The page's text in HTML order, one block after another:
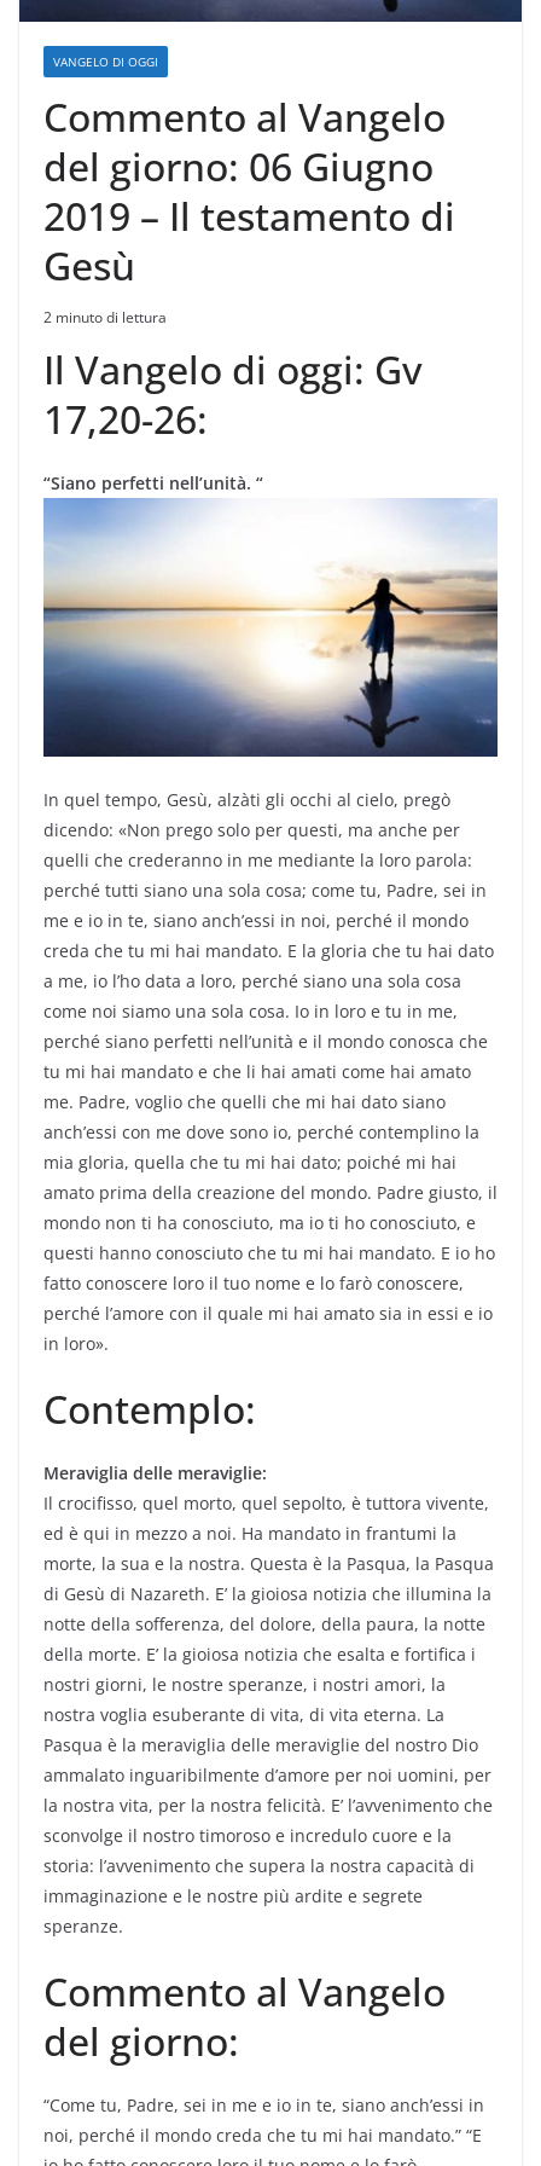
VANGELO DI OGGI
Commento al Vangelo
del giorno: 06 Giugno
2019 – Il testamento di
Gesù
2 minuto di lettura
Il Vangelo di oggi: Gv
17,20-26:
“Siano perfetti nell’unità. “
In quel tempo, Gesù, alzàti gli occhi al cielo, pregò
dicendo: «Non prego solo per questi, ma anche per
quelli che crederanno in me mediante la loro parola:
perché tutti siano una sola cosa; come tu, Padre, sei in
me e io in te, siano anch’essi in noi, perché il mondo
creda che tu mi hai mandato. E la gloria che tu hai dato
a me, io l’ho data a loro, perché siano una sola cosa
come noi siamo una sola cosa. Io in loro e tu in me,
perché siano perfetti nell’unità e il mondo conosca che
tu mi hai mandato e che li hai amati come hai amato
me. Padre, voglio che quelli che mi hai dato siano
anch’essi con me dove sono io, perché contemplino la
mia gloria, quella che tu mi hai dato; poiché mi hai
amato prima della creazione del mondo. Padre giusto, il
mondo non ti ha conosciuto, ma io ti ho conosciuto, e
questi hanno conosciuto che tu mi hai mandato. E io ho
fatto conoscere loro il tuo nome e lo farò conoscere,
perché l’amore con il quale mi hai amato sia in essi e io
in loro».
Contemplo:
Meraviglia delle meraviglie:
Il crocifisso, quel morto, quel sepolto, è tuttora vivente,
ed è qui in mezzo a noi. Ha mandato in frantumi la
morte, la sua e la nostra. Questa è la Pasqua, la Pasqua
di Gesù di Nazareth. E’ la gioiosa notizia che illumina la
notte della sofferenza, del dolore, della paura, la notte
della morte. E’ la gioiosa notizia che esalta e fortifica i
nostri giorni, le nostre speranze, i nostri amori, la
nostra voglia esuberante di vita, di vita eterna. La
Pasqua è la meraviglia delle meraviglie del nostro Dio
ammalato inguaribilmente d’amore per noi uomini, per
la nostra vita, per la nostra felicità. E’ l’avvenimento che
sconvolge il nostro timoroso e incredulo cuore e la
storia: l’avvenimento che supera la nostra capacità di
immaginazione e le nostre più ardite e segrete
speranze.
Commento al Vangelo
del giorno:
“Come tu, Padre, sei in me e io in te, siano anch’essi in
noi, perché il mondo creda che tu mi hai mandato.” “E